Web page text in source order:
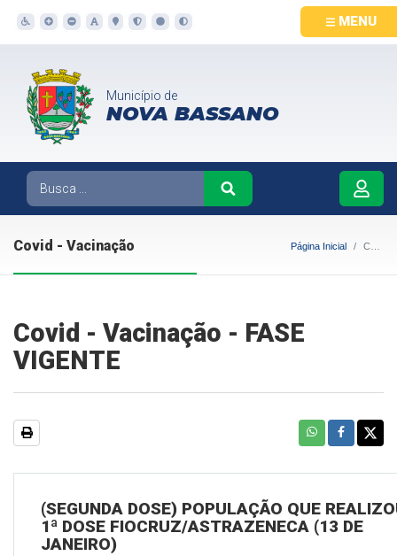
MENU
Município de
NOVA BASSANO
Covid - Vacinação Página Inicial Covid - Vacinação
Covid - Vacinação - FASE
VIGENTE
(SEGUNDA DOSE) POPULAÇÃO QUE
1ª DOSE FIOCRUZ/ASTRAZENECA (13 DE
JANEIRO)